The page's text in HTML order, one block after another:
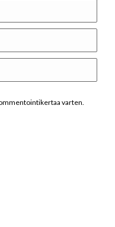
varten.